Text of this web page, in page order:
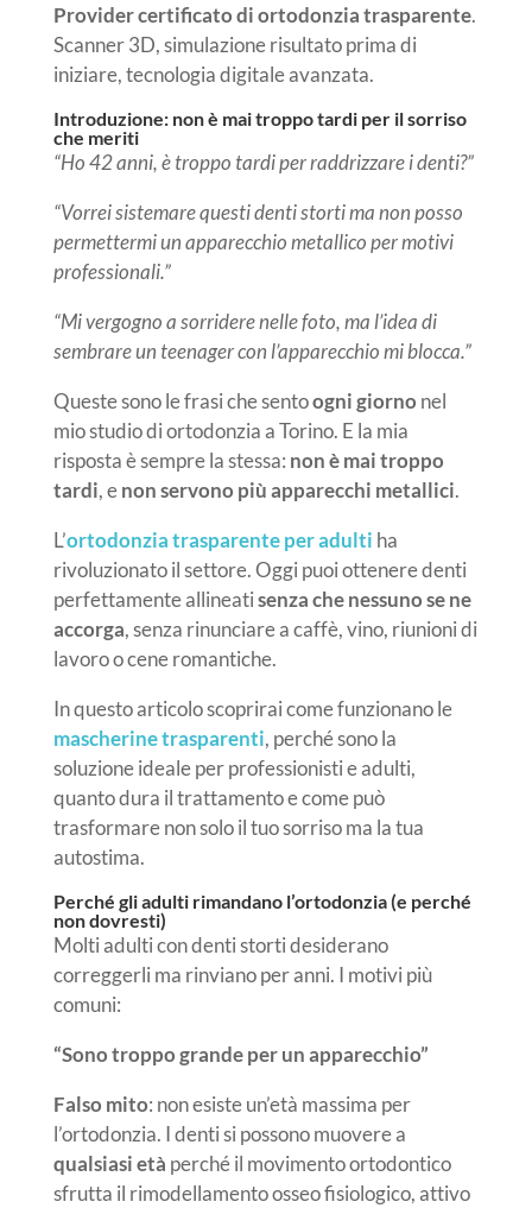
Provider certificato di ortodonzia trasparente.
Scanner 3D, simulazione risultato prima di
iniziare, tecnologia digitale avanzata.
Introduzione: non è mai troppo tardi per il sorriso
che meriti
“Ho 42 anni, è troppo tardi per raddrizzare i denti?”
“Vorrei sistemare questi denti storti ma non posso
permettermi un apparecchio metallico per motivi
professionali.”
“Mi vergogno a sorridere nelle foto, ma l’idea di
sembrare un teenager con l’apparecchio mi blocca.”
Queste sono le frasi che sentoogni giorno nel
mio studio di ortodonzia a Torino. E la mia
risposta è sempre la stessa: non è mai troppo
tardi, enon servono più apparecchi metallici.
L’ortodonzia trasparente per adulti ha
rivoluzionato il settore. Oggi puoi ottenere denti
perfettamente allineatisenza che nessuno se ne
accorga, senza rinunciare a caffè, vino, riunioni di
lavoro o cene romantiche.
In questo articolo scoprirai come funzionano le
mascherine trasparenti, perché sono la
soluzione ideale per professionisti e adulti,
quanto dura il trattamento e come può
trasformare non solo il tuo sorriso ma la tua
autostima.
Perché gli adulti rimandano l’ortodonzia (e perché
non dovresti)
Molti adulti con denti storti desiderano
correggerli ma rinviano per anni. I motivi più
comuni:
“Sono troppo grande per un apparecchio”
Falso mito: non esiste un’età massima per
l’ortodonzia. I denti si possono muovere a
qualsiasi età perché il movimento ortodontico
sfrutta il rimodellamento osseo fisiologico, attivo